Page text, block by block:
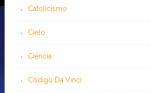
Catolicismo
Cielo
Ciencia
Código Da Vinci